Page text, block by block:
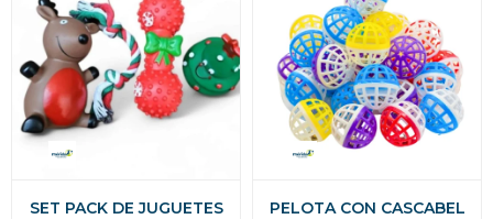
SET PACK DE JUGUETES
PELOTA CON CASCABEL